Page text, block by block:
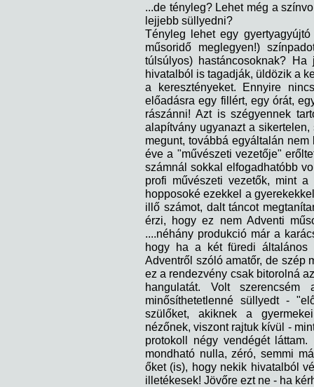
...de tényleg? Lehet még a
lejjebb süllyedni?
Tényleg lehet egy
műsoridő meglegyen!)
túlsúlyos) hastáncosoknak?
hivatalból is tagadják, üldözik a
a keresztényeket. Ennyire
előadásra egy fillért, egy órát,
rászánni! Azt is szégyennek
alapítvány ugyanazt a
megunt, továbbá egyáltalán
éve a "művészeti vezetője"
számnál sokkal elfogadhatóbb
profi művészeti vezetők, mint
hopposoké ezekkel a
illő számot, dalt táncot
érzi, hogy ez nem Adventi
....néhány produkció már a
hogy ha a két füredi
Adventről szóló amatőr, de szép
ez a rendezvény csak bitorolná
hangulatát. Volt
minősíthetetlenné süllyedt -
szülőket, akiknek a
nézőnek, viszont rajtuk kívül -
protokoll négy vendégét
mondható nulla, zéró, semmi
őket (is), hogy nekik hivatalból
illetékesek! Jövőre ezt ne - ha